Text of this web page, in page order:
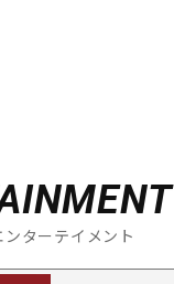
ターテイメント